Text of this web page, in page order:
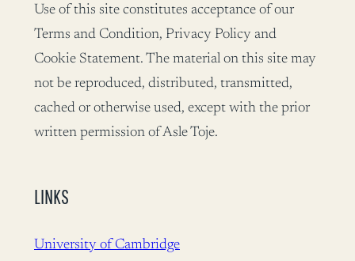
Use of this site constitutes acceptance of our
Terms and Condition, Privacy Policy and
Cookie Statement. The material on this site may
not be reproduced, distributed, transmitted,
cached or otherwise used, except with the prior
written permission of Asle Toje.
LINKS
University of Cambridge